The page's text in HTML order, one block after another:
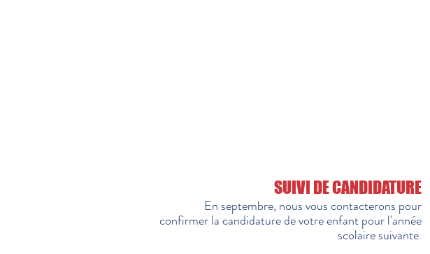
SUIVI DE CANDIDATURE
En septembre, nous vous contacterons pour
confirmer la candidature de votre enfant pour l'année
scolaire suivante.